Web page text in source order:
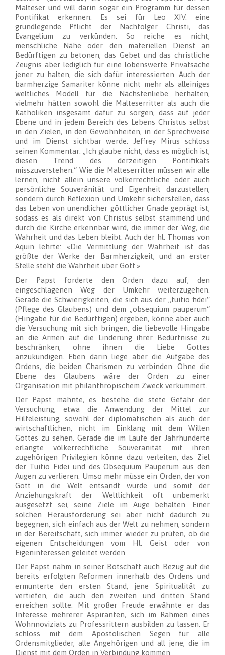
Malteser und will darin sogar ein Programm für dessen
Pontifikat erkennen: Es sei für Leo XIV. eine
grundlegende Pflicht der Nachfolger Christi, das
Evangelium zu verkünden. So reiche es nicht,
menschliche Nähe oder den materiellen Dienst an
Bedürftigen zu betonen, das Gebet und das christliche
Zeugnis aber lediglich für eine lobenswerte Privatsache
jener zu halten, die sich dafür interessierten. Auch der
barmherzige Samariter könne nicht mehr als alleiniges
weltliches Modell für die Nächstenliebe herhalten,
vielmehr hätten sowohl die Malteserritter als auch die
Katholiken insgesamt dafür zu sorgen, dass auf jeder
Ebene und in jedem Bereich des Lebens Christus selbst
in den Zielen, in den Gewohnheiten, in der Sprechweise
und im Dienst sichtbar werde. Jeffrey Mirus schloss
seinen Kommentar: „Ich glaube nicht, dass es möglich ist,
diesen Trend des derzeitigen Pontifikats
misszuverstehen.“ Wie die Malteserritter müssen wir alle
lernen, nicht allein unsere völkerrechtliche oder auch
persönliche Souveränität und Eigenheit darzustellen,
sondern durch Reflexion und Umkehr sicherstellen, dass
das Leben von unendlicher göttlicher Gnade geprägt ist,
sodass es als direkt von Christus selbst stammend und
durch die Kirche erkennbar wird, die immer der Weg, die
Wahrheit und das Leben bleibt. Auch der hl. Thomas von
Aquin lehrte: «Die Vermittlung der Wahrheit ist das
größte der Werke der Barmherzigkeit, und an erster
Stelle steht die Wahrheit über Gott.»
Der Papst forderte den Orden dazu auf, den
eingeschlagenen Weg der Umkehr weiterzugehen.
Gerade die Schwierigkeiten, die sich aus der „tuitio fidei“
(Pflege des Glaubens) und dem „obsequium pauperum“
(Hingabe für die Bedürftigen) ergeben, könne aber auch
die Versuchung mit sich bringen, die liebevolle Hingabe
an die Armen auf die Linderung ihrer Bedürfnisse zu
beschränken, ohne ihnen die Liebe Gottes
anzukündigen. Eben darin liege aber die Aufgabe des
Ordens, die beiden Charismen zu verbinden. Ohne die
Ebene des Glaubens wäre der Orden zu einer
Organisation mit philanthropischem Zweck verkümmert.
Der Papst mahnte, es bestehe die stete Gefahr der
Versuchung, etwa die Anwendung der Mittel zur
Hilfeleistung, sowohl der diplomatischen als auch der
wirtschaftlichen, nicht im Einklang mit dem Willen
Gottes zu sehen. Gerade die im Laufe der Jahrhunderte
erlangte völkerrechtliche Souveränität mit ihren
zugehörigen Privilegien könne dazu verleiten, das Ziel
der Tuitio Fidei und des Obsequium Pauperum aus den
Augen zu verlieren. Umso mehr müsse ein Orden, der von
Gott in die Welt entsandt wurde und somit der
Anziehungskraft der Weltlichkeit oft unbemerkt
ausgesetzt sei, seine Ziele im Auge behalten. Einer
solchen Herausforderung sei aber nicht dadurch zu
begegnen, sich einfach aus der Welt zu nehmen, sondern
in der Bereitschaft, sich immer wieder zu prüfen, ob die
eigenen Entscheidungen vom Hl. Geist oder von
Eigeninteressen geleitet werden.
Der Papst nahm in seiner Botschaft auch Bezug auf die
bereits erfolgten Reformen innerhalb des Ordens und
ermunterte den ersten Stand, jene Spiritualität zu
vertiefen, die auch den zweiten und dritten Stand
erreichen sollte. Mit großer Freude erwähnte er das
Interesse mehrerer Aspiranten, sich im Rahmen eines
Wohnnoviziats zu Professrittern ausbilden zu lassen. Er
schloss mit dem Apostolischen Segen für alle
Ordensmitglieder, alle Angehörigen und all jene, die im
Dienst mit dem Orden in Verbindung kommen.